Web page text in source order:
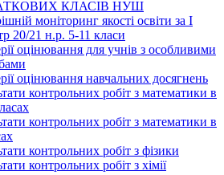
КЛАСІВ НУШ
моніторинг якості освіти за І
20/21 н.р. 5-11 класи
оцінювання для учнів з особливими
оцінювання навчальних досягнень
контрольних робіт з математики в
контрольних робіт з математики в
контрольних робіт з фізики
контрольних робіт з хімії